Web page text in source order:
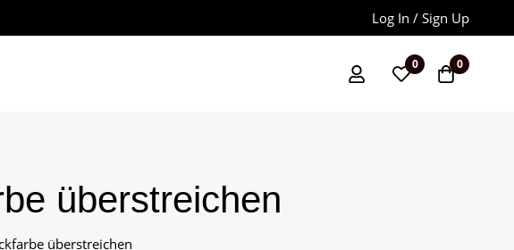
Log In / Sign Up
0 0
überstreichen
überstreichen